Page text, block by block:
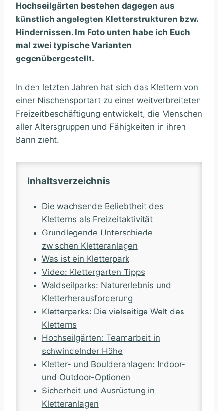
Hochseilgärten bestehen dagegen aus
künstlich angelegten Kletterstrukturen bzw.
Hindernissen. Im Foto unten habe ich Euch
mal zwei typische Varianten
gegenübergestellt.
In den letzten Jahren hat sich das Klettern von
einer Nischensportart zu einer weitverbreiteten
Freizeitbeschäftigung entwickelt, die Menschen
aller Altersgruppen und Fähigkeiten in ihren
Bann zieht.
Inhaltsverzeichnis
Die wachsende Beliebtheit des
Kletterns als Freizeitaktivität
Grundlegende Unterschiede
zwischen Kletteranlagen
Was ist ein Kletterpark
Video: Klettergarten Tipps
Waldseilparks: Naturerlebnis und
Kletterherausforderung
Kletterparks: Die vielseitige Welt des
Kletterns
Hochseilgärten: Teamarbeit in
schwindelnder Höhe
Kletter- und Boulderanlagen: Indoor-
und Outdoor-Optionen
Sicherheit und Ausrüstung in
Kletteranlagen